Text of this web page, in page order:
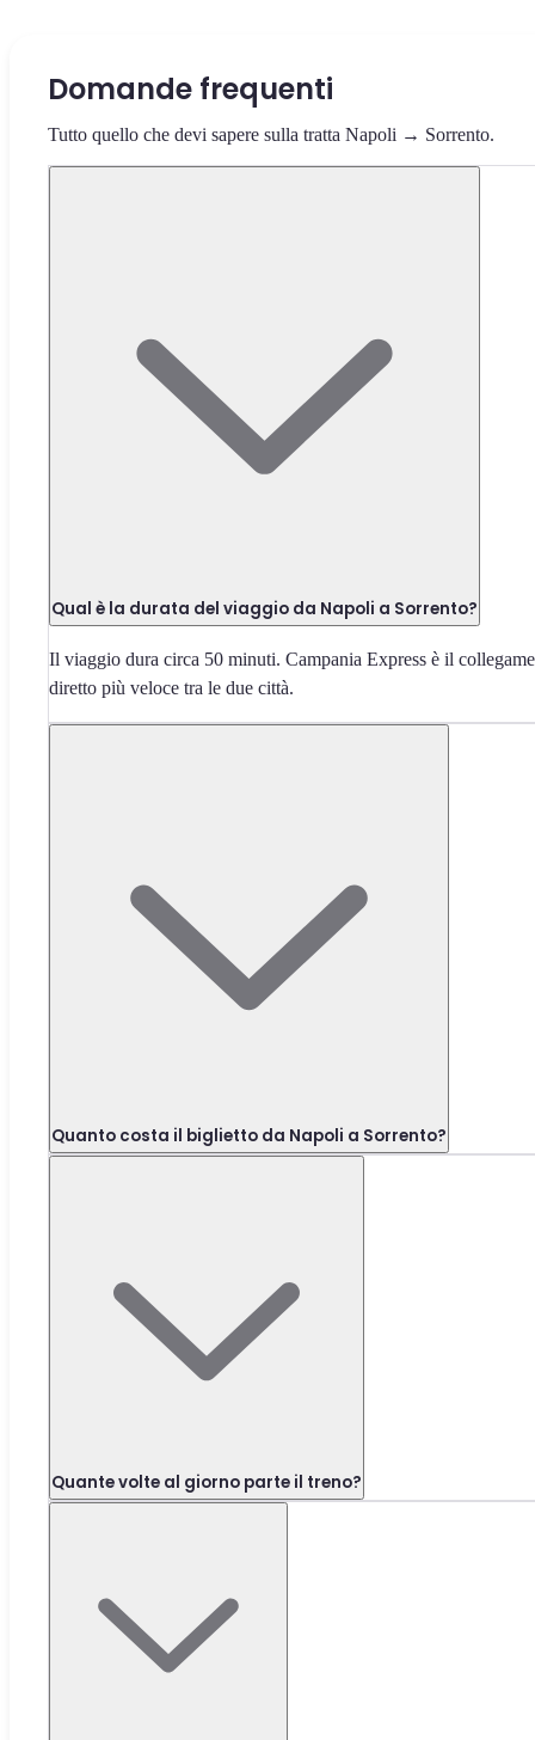
Domande frequenti
Tutto quello che devi sapere sulla tratta Napoli → Sorrento.
Qual è la durata del viaggio da Napoli a Sorrento?
Il viaggio dura circa 50 minuti. Campania Express è il
diretto più veloce tra le due città.
Quanto costa il biglietto da Napoli a Sorrento?
Quante volte al giorno parte il treno?